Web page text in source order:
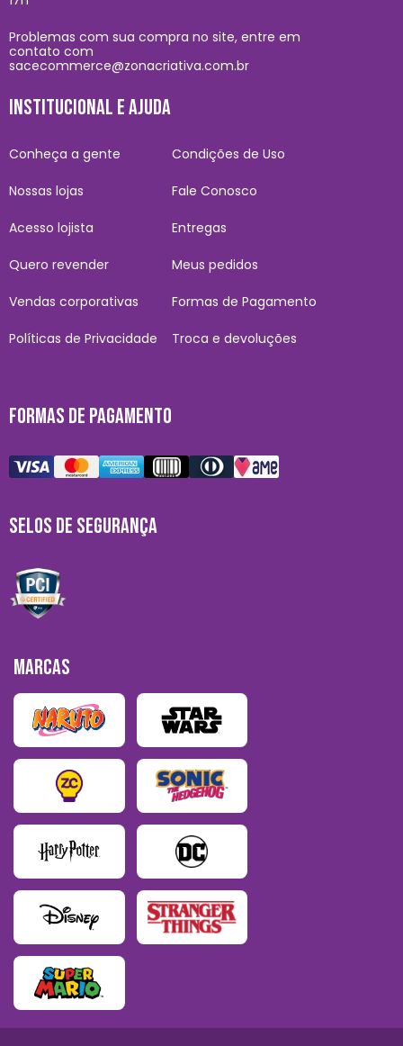
Problemas com sua compra no site, entre em
contato com
sacecommerce@zonacriativa.com.br
INSTITUCIONAL E AJUDA
Conheça a gente
Nossas lojas
Acesso lojista
Quero revender
Vendas corporativas
Políticas de Privacidade
Condições de Uso
Fale Conosco
Entregas
Meus pedidos
Formas de Pagamento
Troca e devoluções
FORMAS DE PAGAMENTO
SELOS DE SEGURANÇA
MARCAS